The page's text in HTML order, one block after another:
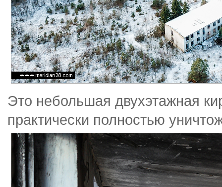
Это небольшая двухэтажная
практически полностью